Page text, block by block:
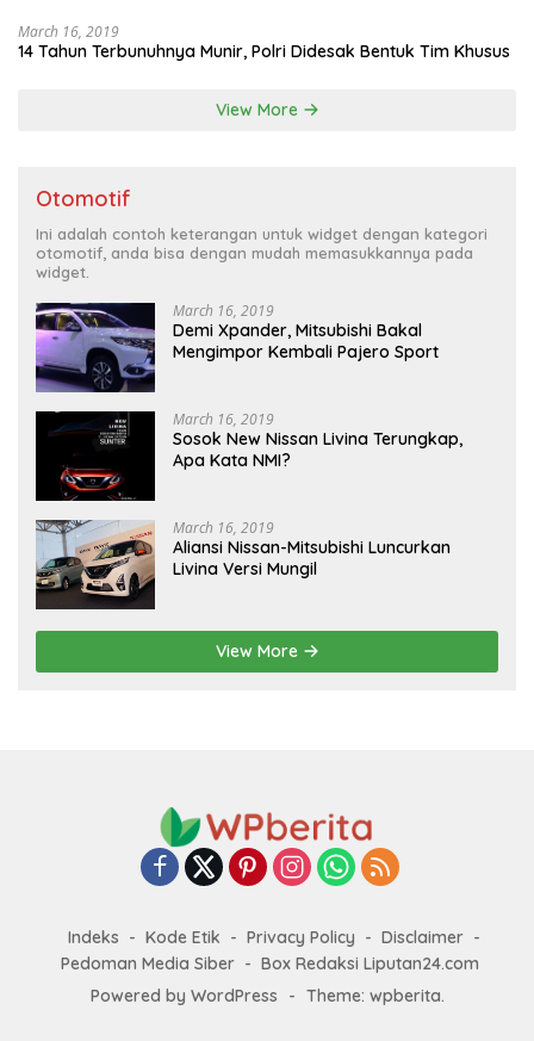
March 16, 2019
14 Tahun Terbunuhnya Munir, Polri Didesak Bentuk Tim Khusus
View More
Otomotif
Ini adalah contoh keterangan untuk widget dengan kategori
otomotif, anda bisa dengan mudah memasukkannya pada
widget.
March 16, 2019
Demi Xpander, Mitsubishi Bakal
Mengimpor Kembali Pajero Sport
March 16, 2019
Sosok New Nissan Livina Terungkap,
Apa Kata NMI?
March 16, 2019
Aliansi Nissan-Mitsubishi Luncurkan
Livina Versi Mungil
View More
Indeks Kode Etik Privacy Policy
Disclaimer
Pedoman Media Siber
Box Redaksi Liputan24.com
Powered by WordPress
- Theme: wpberita.